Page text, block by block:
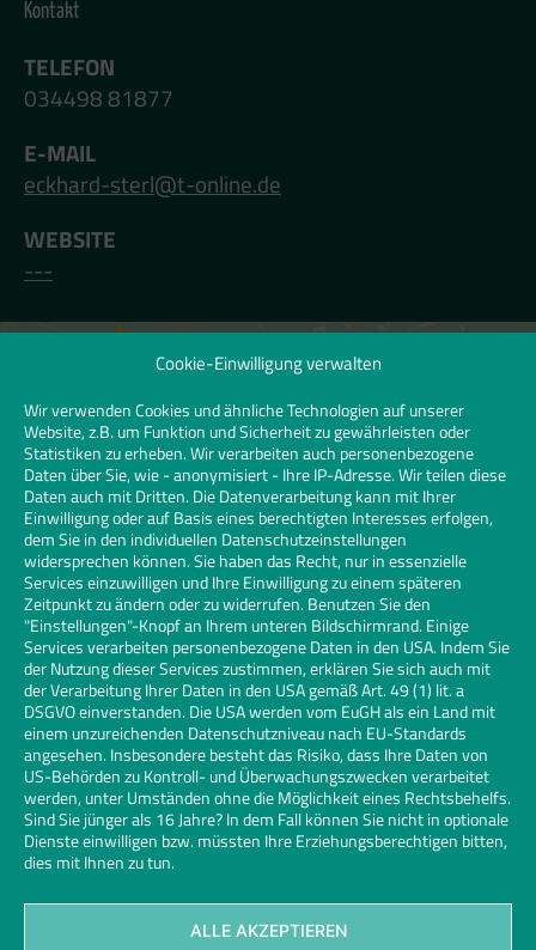
Cookie-Einwilligung verwalten
Wir verwenden Cookies und ähnliche Technologien auf unserer
Website, z.B. um Funktion und Sicherheit zu gewährleisten oder
Statistiken zu erheben. Wir verarbeiten auch personenbezogene
Daten über Sie, wie - anonymisiert - Ihre IP-Adresse. Wir teilen diese
Daten auch mit Dritten. Die Datenverarbeitung kann mit Ihrer
Einwilligung oder auf Basis eines berechtigten Interesses erfolgen,
dem Sie in den individuellen Datenschutzeinstellungen
widersprechen können. Sie haben das Recht, nur in essenzielle
Services einzuwilligen und Ihre Einwilligung zu einem späteren
Zeitpunkt zu ändern oder zu widerrufen. Benutzen Sie den
"Einstellungen"-Knopf an Ihrem unteren Bildschirmrand. Einige
Services verarbeiten personenbezogene Daten in den USA. Indem Sie
der Nutzung dieser Services zustimmen, erklären Sie sich auch mit
der Verarbeitung Ihrer Daten in den USA gemäß Art. 49 (1) lit. a
DSGVO einverstanden. Die USA werden vom EuGH als ein Land mit
einem unzureichenden Datenschutzniveau nach EU-Standards
angesehen. Insbesondere besteht das Risiko, dass Ihre Daten von
US-Behörden zu Kontroll- und Überwachungszwecken verarbeitet
werden, unter Umständen ohne die Möglichkeit eines Rechtsbehelfs.
Sind Sie jünger als 16 Jahre? In dem Fall können Sie nicht in optionale
Dienste einwilligen bzw. müssten Ihre Erziehungsberechtigen bitten,
dies mit Ihnen zu tun.
ALLE AKZEPTIEREN
Kontakt
TELEFON
034498 81877
E-MAIL
eckhard-sterl@t-online.de
WEBSITE
---
Klicken Sie hier, um Marketing-Cookies zu
akzeptieren und diesen Inhalt zu
aktivieren | Click to accept marketing
cookies and enable this content